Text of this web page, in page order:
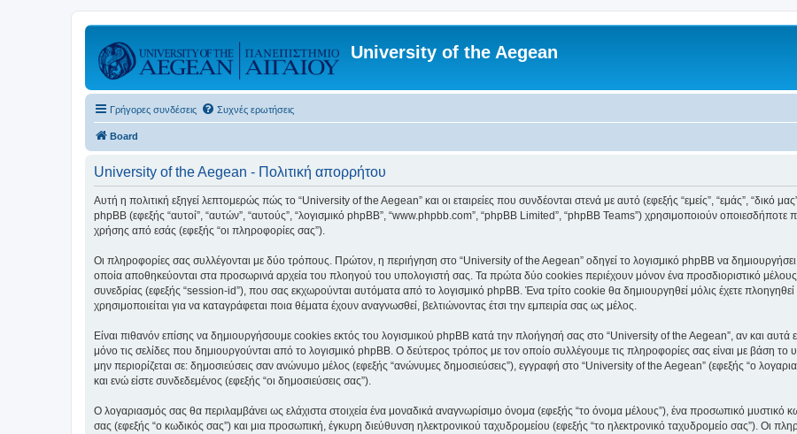
University of the Aegean
Γρήγορες συνδέσεις Συχνές ερωτήσεις
Board
University of the Aegean - Πολιτική απορρήτου
Αυτή η πολιτική εξηγεί λεπτομερώς πώς το “University of the Aegean” και οι εταιρείες που συνδέονται στενά με αυτό (εφεξής “εμείς”, “εμάς”, “δικό
phpBB (εφεξής “αυτοί”, “αυτών”, “αυτούς”, “λογισμικό phpBB”, “www.phpbb.com”, “phpBB Limited”, “phpBB Teams”) χρησιμοποιούν οποιεσδήποτε
χρήσης από εσάς (εφεξής “οι πληροφορίες σας”).
Οι πληροφορίες σας συλλέγονται με δύο τρόπους. Πρώτον, η περιήγηση στο “University of the Aegean” οδηγεί το λογισμικό phpBB να δημιουργήσει
οποία αποθηκεύονται στα προσωρινά αρχεία του πλοηγού του υπολογιστή σας. Τα πρώτα δύο cookies περιέχουν μόνον ένα προσδιοριστικό
συνεδρίας (εφεξής “session-id”), που σας εκχωρούνται αυτόματα από το λογισμικό phpBB. Ένα τρίτο cookie θα δημιουργηθεί μόλις έχετε
χρησιμοποιείται για να καταγράφεται ποια θέματα έχουν αναγνωσθεί, βελτιώνοντας έτσι την εμπειρία σας ως μέλος.
Είναι πιθανόν επίσης να δημιουργήσουμε cookies εκτός του λογισμικού phpBB κατά την πλοήγησή σας στο “University of the Aegean”, αν και αυτά
μόνο τις σελίδες που δημιουργούνται από το λογισμικό phpBB. Ο δεύτερος τρόπος με τον οποίο συλλέγουμε τις πληροφορίες σας είναι με βάση
μην περιορίζεται σε: δημοσιεύσεις σαν ανώνυμο μέλος (εφεξής “ανώνυμες δημοσιεύσεις”), εγγραφή στο “University of the Aegean” (εφεξής “ο
και ενώ είστε συνδεδεμένος (εφεξής “οι δημοσιεύσεις σας”).
Ο λογαριασμός σας θα περιλαμβάνει ως ελάχιστα στοιχεία ένα μοναδικά αναγνωρίσιμο όνομα (εφεξής “το όνομα μέλους”), ένα προσωπικό μυστικό
σας (εφεξής “ο κωδικός σας”) και μια προσωπική, έγκυρη διεύθυνση ηλεκτρονικού ταχυδρομείου (εφεξής “το ηλεκτρονικό ταχυδρομείο σας”). Οι